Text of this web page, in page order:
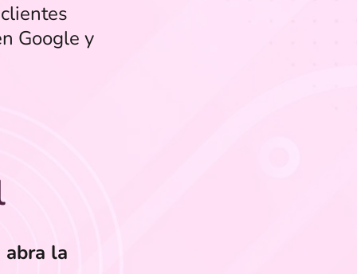
Google y
la